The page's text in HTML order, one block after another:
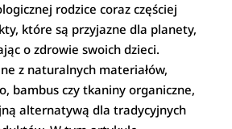
rodzice coraz częściej
które są przyjazne dla planety,
o zdrowie swoich dzieci.
z naturalnych materiałów,
bambus czy tkaniny organiczne,
alternatywą dla tradycyjnych